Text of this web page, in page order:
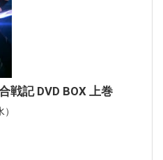
戦記 DVD BOX 上巻